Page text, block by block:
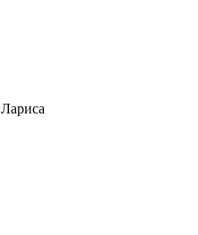
Лариса